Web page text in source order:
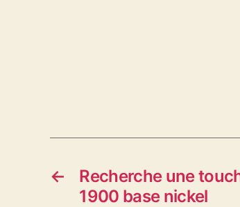
←
Recherche une
1900 base nickel